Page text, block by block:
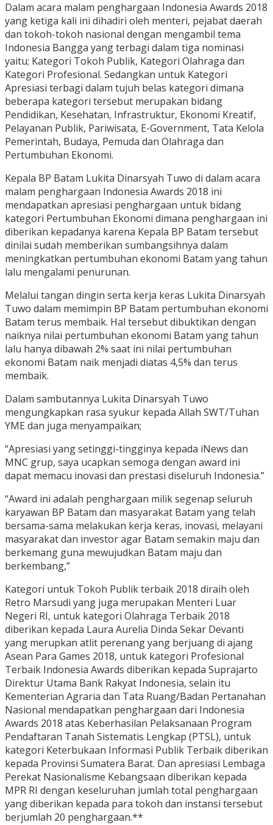
Dalam acara malam penghargaan Indonesia Awards 2018
yang ketiga kali ini dihadiri oleh menteri, pejabat daerah
dan tokoh-tokoh nasional dengan mengambil tema
Indonesia Bangga yang terbagi dalam tiga nominasi
yaitu; Kategori Tokoh Publik, Kategori Olahraga dan
Kategori Profesional. Sedangkan untuk Kategori
Apresiasi terbagi dalam tujuh belas kategori dimana
beberapa kategori tersebut merupakan bidang
Pendidikan, Kesehatan, Infrastruktur, Ekonomi Kreatif,
Pelayanan Publik, Pariwisata, E-Government, Tata Kelola
Pemerintah, Budaya, Pemuda dan Olahraga dan
Pertumbuhan Ekonomi.
Kepala BP Batam Lukita Dinarsyah Tuwo di dalam acara
malam penghargaan Indonesia Awards 2018 ini
mendapatkan apresiasi penghargaan untuk bidang
kategori Pertumbuhan Ekonomi dimana penghargaan ini
diberikan kepadanya karena Kepala BP Batam tersebut
dinilai sudah memberikan sumbangsihnya dalam
meningkatkan pertumbuhan ekonomi Batam yang tahun
lalu mengalami penurunan.
Melalui tangan dingin serta kerja keras Lukita Dinarsyah
Tuwo dalam memimpin BP Batam pertumbuhan ekonomi
Batam terus membaik. Hal tersebut dibuktikan dengan
naiknya nilai pertumbuhan ekonomi Batam yang tahun
lalu hanya dibawah 2% saat ini nilai pertumbuhan
ekonomi Batam naik menjadi diatas 4,5% dan terus
membaik.
Dalam sambutannya Lukita Dinarsyah Tuwo
mengungkapkan rasa syukur kepada Allah SWT/Tuhan
YME dan juga menyampaikan;
“Apresiasi yang setinggi-tingginya kepada iNews dan
MNC grup, saya ucapkan semoga dengan award ini
dapat memacu inovasi dan prestasi diseluruh Indonesia.”
“Award ini adalah penghargaan milik segenap seluruh
karyawan BP Batam dan masyarakat Batam yang telah
bersama-sama melakukan kerja keras, inovasi, melayani
masyarakat dan investor agar Batam semakin maju dan
berkemang guna mewujudkan Batam maju dan
berkembang,”
Kategori untuk Tokoh Publik terbaik 2018 diraih oleh
Retro Marsudi yang juga merupakan Menteri Luar
Negeri RI, untuk kategori Olahraga Terbaik 2018
diberikan kepada Laura Aurelia Dinda Sekar Devanti
yang merupkan atlit perenang yang berjuang di ajang
Asean Para Games 2018, untuk kategori Profesional
Terbaik Indonesia Awards diberikan kepada Suprajarto
Direktur Utama Bank Rakyat Indonesia, selain itu
Kementerian Agraria dan Tata Ruang/Badan Pertanahan
Nasional mendapatkan penghargaan dari Indonesia
Awards 2018 atas Keberhasilan Pelaksanaan Program
Pendaftaran Tanah Sistematis Lengkap (PTSL), untuk
kategori Keterbukaan Informasi Publik Terbaik diberikan
kepada Provinsi Sumatera Barat. Dan apresiasi Lembaga
Perekat Nasionalisme Kebangsaan diberikan kepada
MPR RI dengan keseluruhan jumlah total penghargaan
yang diberikan kepada para tokoh dan instansi tersebut
berjumlah 20 penghargaan.**